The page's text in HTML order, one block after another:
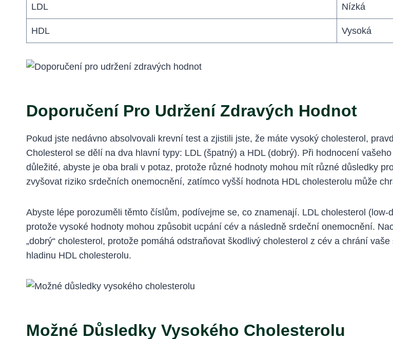
LDL Nízká
HDL Vysoká
Doporučení Pro Udržení Zdravých Hodnot
Pokud jste nedávno absolvovali krevní test a zjistili jste, že máte vysoký cholesterol,
Cholesterol se dělí na dva hlavní typy: LDL (špatný) a HDL (dobrý). Při hodnocení
důležité, abyste je oba brali v potaz, protože různé hodnoty mohou mít různé důsledky
zvyšovat riziko srdečních onemocnění, zatímco vyšší hodnota HDL cholesterolu může
Abyste lépe porozuměli těmto číslům, podívejme se, co znamenají. LDL cholesterol
protože vysoké hodnoty mohou způsobit ucpání cév a následně srdeční onemocnění.
„dobrý“ cholesterol, protože pomáhá odstraňovat škodlivý cholesterol z cév a chrání
hladinu HDL cholesterolu.
Možné Důsledky Vysokého Cholesterolu